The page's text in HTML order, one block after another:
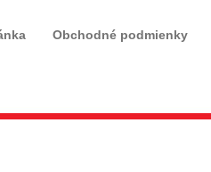
Obchodné podmienky